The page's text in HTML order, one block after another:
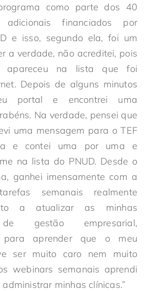
como parte dos 40
adicionais financiados por
e isso, segundo ela, foi um
a verdade, não acreditei, pois
apareceu na lista que foi
Depois de alguns minutos
portal e encontrei uma
Na verdade, pensei que
uma mensagem para o TEF
e contei uma por uma e
na lista do PNUD. Desde o
ganhei imensamente com a
semanais realmente
a atualizar as minhas
de gestão empresarial,
para aprender que o meu
ser muito caro nem muito
webinars semanais aprendi
minhas clínicas.”